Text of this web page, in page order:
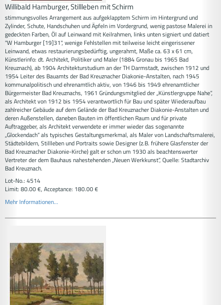
Willibald Hamburger, Stillleben mit Schirm
stimmungsvolles Arrangement aus aufgeklapptem Schirm im Hintergrund und
Zylinder, Schute, Handschuhen und Äpfeln im Vordergrund, wenig pastose Malerei in
gedeckten Farben, Öl auf Leinwand mit Keilrahmen, links unten signiert und datiert
"W Hamburger [19]31", wenige Fehlstellen mit teilweise leicht eingerissener
Leinwand, etwas restaurierungsbedürftig, ungerahmt, Maße ca. 63 x 61 cm,
Künstlerinfo: dt. Architekt, Politiker und Maler (1884 Gronau bis 1965 Bad
Kreuznach), ab 1904 Architekturstudium an der TH Darmstadt, zwischen 1912 und
1954 Leiter des Bauamts der Bad Kreuznacher Diakonie-Anstalten, nach 1945
kommunalpolitisch und ehrenamtlich aktiv, von 1946 bis 1949 ehrenamtlicher
Bürgermeister Bad Kreuznachs, 1961 Gründungsmitglied der „Künstlergruppe Nahe“,
als Architekt von 1912 bis 1954 verantwortlich für Bau und später Wiederaufbau
zahlreicher Gebäude auf dem Gelände der Bad Kreuznacher Diakonie-Anstalten und
deren Außenstellen, daneben Bauten im öffentlichen Raum und für private
Auftraggeber, als Architekt verwendete er immer wieder das sogenannte
„Glockendach“ als typisches Gestaltungsmerkmal, als Maler von Landschaftsmalerei,
Städtebildern, Stillleben und Portraits sowie Designer (z.B. frühere Glasfenster der
Bad Kreuznacher Diakonie-Kirche) galt er schon um 1930 als beachtenswerter
Vertreter der dem Bauhaus nahestehenden „Neuen Werkkunst“, Quelle: Stadtarchiv
Bad Kreuznach.
Lot-No.: 4514
Limit: 80.00 €, Acceptance: 180.00 €
Mehr Informationen...